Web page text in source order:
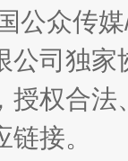
公众传
公司独
授权合
接。